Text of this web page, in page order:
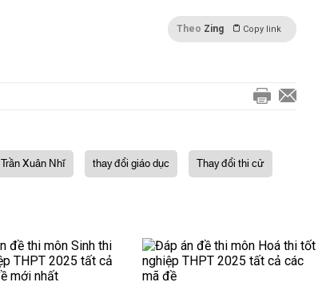
Theo Zing Copy link
Trần Xuân Nhĩ thay đổi giáo dục Thay đổi thi cử